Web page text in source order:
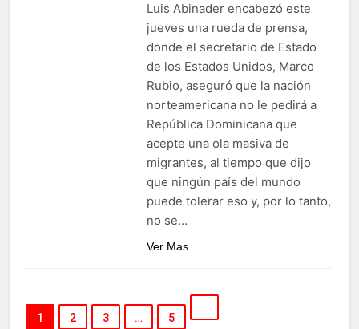
Luis Abinader encabezó este
jueves una rueda de prensa,
donde el secretario de Estado
de los Estados Unidos, Marco
Rubio, aseguró que la nación
norteamericana no le pedirá a
República Dominicana que
acepte una ola masiva de
migrantes, al tiempo que dijo
que ningún país del mundo
puede tolerar eso y, por lo tanto,
no se…
Ver Mas
1 2 3 … 5